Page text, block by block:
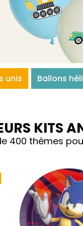
unis Ballons
KITS
400 thèmes